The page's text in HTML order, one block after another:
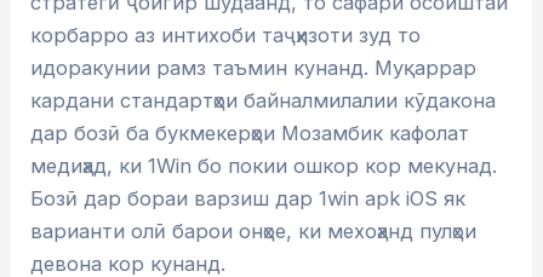
корбарро аз интихоби таҷҳизоти зуд то
идоракунии рамз таъмин кунанд. Муқаррар
кардани стандартҳои байналмилалии кӯдакона
дар бозӣ ба букмекерҳои Мозамбик кафолат
медиҳад, ки 1Win бо покии ошкор кор мекунад.
Бозӣ дар бораи варзиш дар 1win apk iOS як
варианти олӣ барои онҳое, ки мехоҳанд пулҳои
девона кор кунанд.